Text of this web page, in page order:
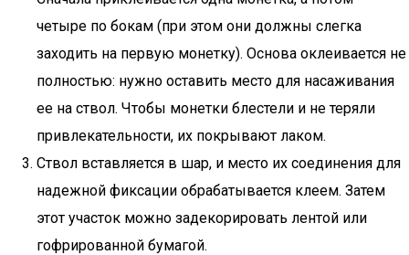
четыре по бокам (при этом они должны слегка
заходить на первую монетку). Основа оклеивается не
полностью: нужно оставить место для насаживания
ее на ствол. Чтобы монетки блестели и не теряли
привлекательности, их покрывают лаком.
Ствол вставляется в шар, и место их соединения для
надежной фиксации обрабатывается клеем. Затем
этот участок можно задекорировать лентой или
гофрированной бумагой.